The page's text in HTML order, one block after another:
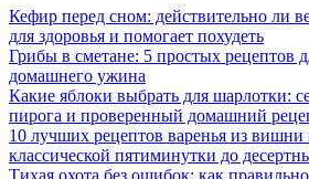
Кефир перед сном: действительно ли
для здоровья и помогает похудеть
Грибы в сметане: 5 простых рецептов
домашнего ужина
Какие яблоки выбрать для шарлотки:
пирога и проверенный домашний
10 лучших рецептов варенья из вишни
классической пятиминутки до